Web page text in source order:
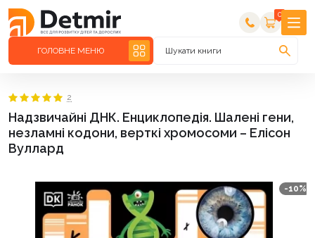
0
ГОЛОВНЕ МЕНЮ Шукати книги
Надзвичайні ДНК. Енциклопедія. Шалені гени,
незламні кодони, верткі хромосоми – Елісон
Вуллард
2
-10%